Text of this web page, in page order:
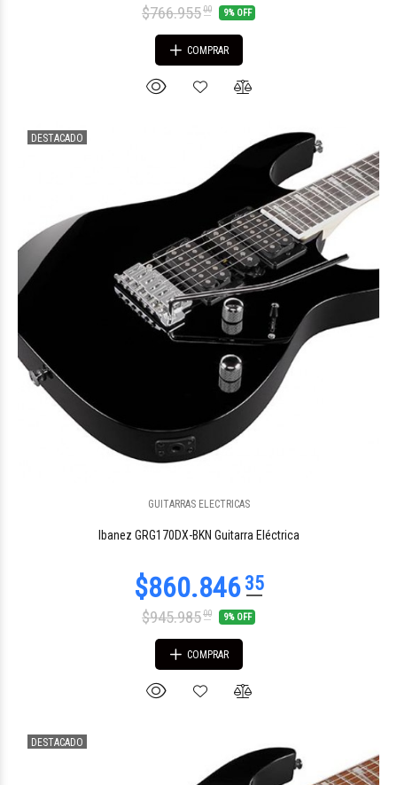
$766.95500 9% OFF
COMPRAR
DESTACADO
GUITARRAS ELECTRICAS
Ibanez GRG170DX-BKN Guitarra Eléctrica
$945.98500 9% OFF
COMPRAR
DESTACADO
$119.483